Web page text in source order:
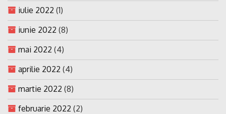
iulie 2022 (1)
iunie 2022 (8)
mai 2022 (4)
aprilie 2022 (4)
martie 2022 (8)
februarie 2022 (2)